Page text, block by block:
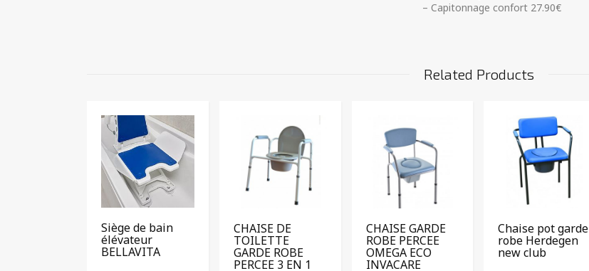
– Capitonnage confort 27.90€
Related Products
Siège de bain
élévateur
BELLAVITA
CHAISE DE
TOILETTE
GARDE ROBE
PERCEE 3 EN 1
CHAISE GARDE
ROBE PERCEE
OMEGA ECO
INVACARE
Chaise pot garde
robe Herdegen
new club